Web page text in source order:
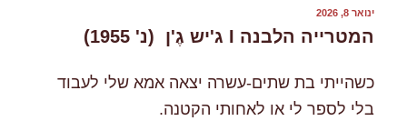
פורסם
ינואר 8, 2026
המטרייה הלבנה I ג'יש גֶ'ן (נ' 1955)
כשהייתי בת שתים-עשרה יצאה אמא שלי לעבוד
בלי לספר לי או לאחותי הקטנה.